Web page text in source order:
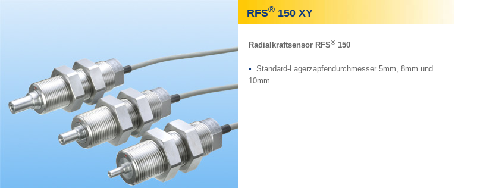
RFS® 150 XY
Radialkraftsensor RFS® 150
• Standard-Lagerzapfendurchmesser 5mm, 8mm und
10mm